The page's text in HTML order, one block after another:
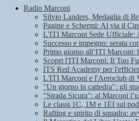
Radio Marconi
Silvio Landers, Medaglia di
Pagine e Schermi: Al via il
L'ITI Marconi Sede Ufficiale:
Successo e impegno: serata
Primo giorno all’ITI Marconi:
Scopri l'ITI Marconi: Il Tuo
ITS Red Academy per
L'ITI Marconi e l'Aeroclub di
"Un giorno in cattedra": gli
"Strada Sicura": al Marconi
Le classi 1C, 1M e 1EI sul
Rafting e spirito di squadra: